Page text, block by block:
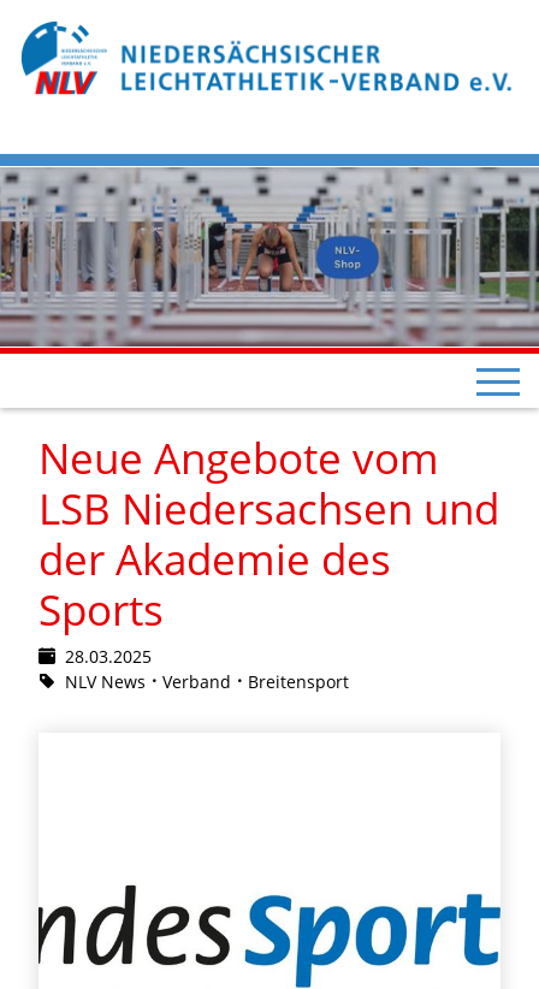
Neue Angebote vom
LSB Niedersachsen und
der Akademie des
Sports
28.03.2025
NLV News
Verband Breitensport